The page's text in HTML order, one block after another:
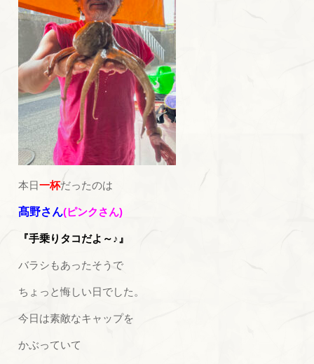
本日一杯だったのは
髙野さん(ピンクさん)
『手乗りタコだよ～♪』
バラシもあったそうで
ちょっと悔しい日でした。
今日は素敵なキャップを
かぶっていて